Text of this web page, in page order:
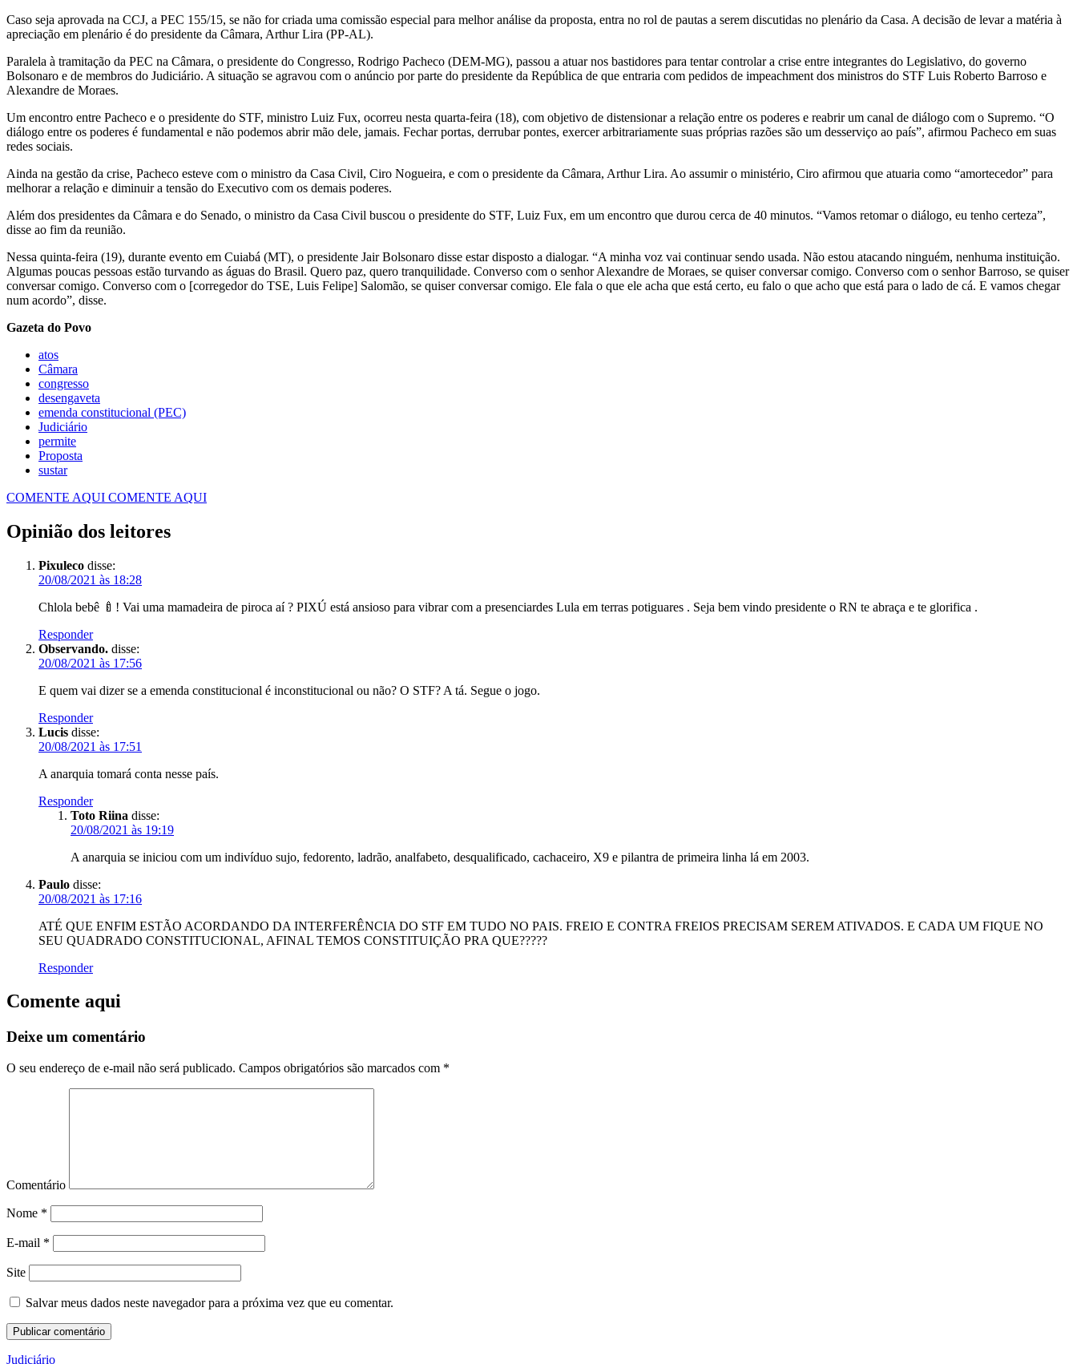
Caso seja aprovada na CCJ, a PEC 155/15, se não for criada uma comissão especial para melhor análise da proposta, entra no rol de pautas a serem discutidas no plenário da Casa. A decisão de levar a matéria à
apreciação em plenário é do presidente da Câmara, Arthur Lira (PP-AL).
Paralela à tramitação da PEC na Câmara, o presidente do Congresso, Rodrigo Pacheco (DEM-MG), passou a atuar nos bastidores para tentar controlar a crise entre integrantes do Legislativo, do governo
Bolsonaro e de membros do Judiciário. A situação se agravou com o anúncio por parte do presidente da República de que entraria com pedidos de impeachment dos ministros do STF Luis Roberto Barroso e
Alexandre de Moraes.
Um encontro entre Pacheco e o presidente do STF, ministro Luiz Fux, ocorreu nesta quarta-feira (18), com objetivo de distensionar a relação entre os poderes e reabrir um canal de diálogo com o Supremo. “O
diálogo entre os poderes é fundamental e não podemos abrir mão dele, jamais. Fechar portas, derrubar pontes, exercer arbitrariamente suas próprias razões são um desserviço ao país”, afirmou Pacheco em suas
redes sociais.
Ainda na gestão da crise, Pacheco esteve com o ministro da Casa Civil, Ciro Nogueira, e com o presidente da Câmara, Arthur Lira. Ao assumir o ministério, Ciro afirmou que atuaria como “amortecedor” para
melhorar a relação e diminuir a tensão do Executivo com os demais poderes.
Além dos presidentes da Câmara e do Senado, o ministro da Casa Civil buscou o presidente do STF, Luiz Fux, em um encontro que durou cerca de 40 minutos. “Vamos retomar o diálogo, eu tenho certeza”,
disse ao fim da reunião.
Nessa quinta-feira (19), durante evento em Cuiabá (MT), o presidente Jair Bolsonaro disse estar disposto a dialogar. “A minha voz vai continuar sendo usada. Não estou atacando ninguém, nenhuma instituição.
Algumas poucas pessoas estão turvando as águas do Brasil. Quero paz, quero tranquilidade. Converso com o senhor Alexandre de Moraes, se quiser conversar comigo. Converso com o senhor Barroso, se quiser
conversar comigo. Converso com o [corregedor do TSE, Luis Felipe] Salomão, se quiser conversar comigo. Ele fala o que ele acha que está certo, eu falo o que acho que está para o lado de cá. E vamos chegar
num acordo”, disse.
Gazeta do Povo
atos
Câmara
congresso
desengaveta
emenda constitucional (PEC)
Judiciário
permite
Proposta
sustar
COMENTE AQUI COMENTE AQUI
Opinião dos leitores
Pixuleco disse:
20/08/2021 às 18:28
Chlola bebê 🍼! Vai uma mamadeira de piroca aí ? PIXÚ está ansioso para vibrar com a presenciardes Lula em terras potiguares . Seja bem vindo presidente o RN te abraça e te glorifica .
Responder
Observando. disse:
20/08/2021 às 17:56
E quem vai dizer se a emenda constitucional é inconstitucional ou não? O STF? A tá. Segue o jogo.
Responder
Lucis disse:
20/08/2021 às 17:51
A anarquia tomará conta nesse país.
Responder
Toto Riina disse:
20/08/2021 às 19:19
A anarquia se iniciou com um indivíduo sujo, fedorento, ladrão, analfabeto, desqualificado, cachaceiro, X9 e pilantra de primeira linha lá em 2003.
Paulo disse:
20/08/2021 às 17:16
ATÉ QUE ENFIM ESTÃO ACORDANDO DA INTERFERÊNCIA DO STF EM TUDO NO PAIS. FREIO E CONTRA FREIOS PRECISAM SEREM ATIVADOS. E CADA UM FIQUE NO
SEU QUADRADO CONSTITUCIONAL, AFINAL TEMOS CONSTITUIÇÃO PRA QUE?????
Responder
Comente aqui
Deixe um comentário
O seu endereço de e-mail não será publicado. Campos obrigatórios são marcados com *
Comentário
Nome *
E-mail *
Site
Salvar meus dados neste navegador para a próxima vez que eu comentar.
Judiciário